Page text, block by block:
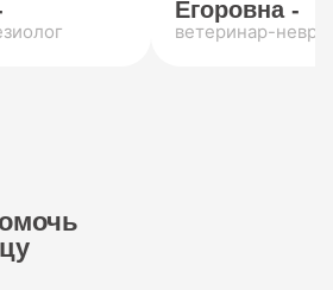
Егоровна -
ветеринар-